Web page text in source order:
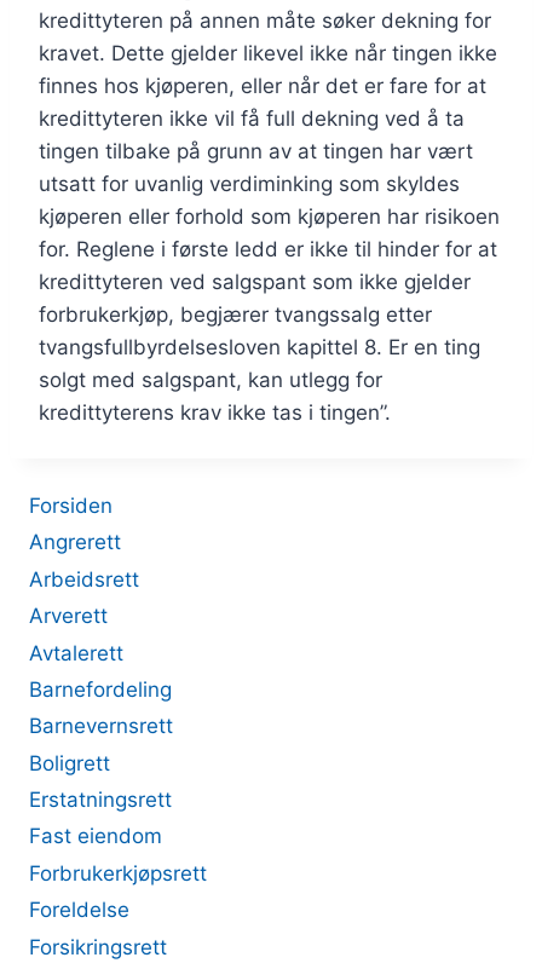
kredittyteren på annen måte søker dekning for
kravet. Dette gjelder likevel ikke når tingen ikke
finnes hos kjøperen, eller når det er fare for at
kredittyteren ikke vil få full dekning ved å ta
tingen tilbake på grunn av at tingen har vært
utsatt for uvanlig verdiminking som skyldes
kjøperen eller forhold som kjøperen har risikoen
for. Reglene i første ledd er ikke til hinder for at
kredittyteren ved salgspant som ikke gjelder
forbrukerkjøp, begjærer tvangssalg etter
tvangsfullbyrdelsesloven kapittel 8. Er en ting
solgt med salgspant, kan utlegg for
kredittyterens krav ikke tas i tingen”.
Forsiden
Angrerett
Arbeidsrett
Arverett
Avtalerett
Barnefordeling
Barnevernsrett
Boligrett
Erstatningsrett
Fast eiendom
Forbrukerkjøpsrett
Foreldelse
Forsikringsrett